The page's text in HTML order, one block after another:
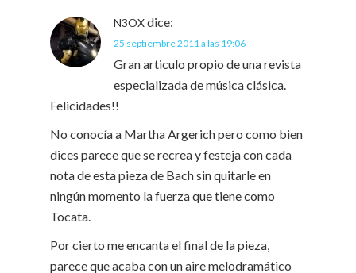
N3OX dice:
25 septiembre 2011 a las 19:06
Gran articulo propio de una revista
especializada de música clásica.
Felicidades!!
No conocía a Martha Argerich pero como bien
dices parece que se recrea y festeja con cada
nota de esta pieza de Bach sin quitarle en
ningún momento la fuerza que tiene como
Tocata.
Por cierto me encanta el final de la pieza,
parece que acaba con un aire melodramático